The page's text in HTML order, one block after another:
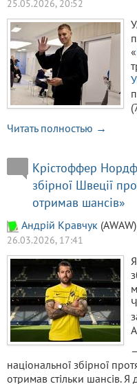
25.05.2026, 20:52
«
Читать полностью →
Крістоффер
збірної Швеції
отримав шансів»
Aндрiй Кравчук (AWAW)
26.03.2026, 17:41
національної збірної
отримав стільки шансів.